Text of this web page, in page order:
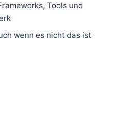
Tools und
wenn es nicht das ist